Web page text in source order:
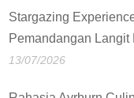
Stargazing
Pemandangan
13/07/2026